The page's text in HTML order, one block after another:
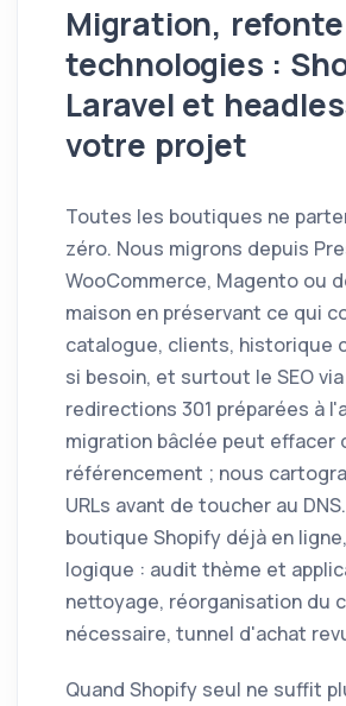
Migration,
technologies :
Laravel et
votre projet
Toutes les boutiques ne
zéro. Nous migrons depuis
WooCommerce, Magento ou
maison en préservant ce qui
catalogue, clients, historique
si besoin, et surtout le SEO
redirections 301 préparées à
migration bâclée peut effacer
référencement ; nous
URLs avant de toucher au
boutique Shopify déjà en
logique : audit thème et
nettoyage, réorganisation du
nécessaire, tunnel d'achat
Quand Shopify seul ne suffit